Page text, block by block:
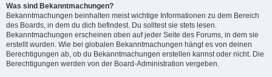
Was sind Bekanntmachungen?
Bekanntmachungen beinhalten meist wichtige Informationen zu dem Bereich
des Boards, in dem du dich befindest. Du solltest sie stets lesen.
Bekanntmachungen erscheinen oben auf jeder Seite des Forums, in dem sie
erstellt wurden. Wie bei globalen Bekanntmachungen hängt es von deinen
Berechtigungen ab, ob du Bekanntmachungen erstellen kannst oder nicht. Die
Berechtigungen werden von der Board-Administration vergeben.